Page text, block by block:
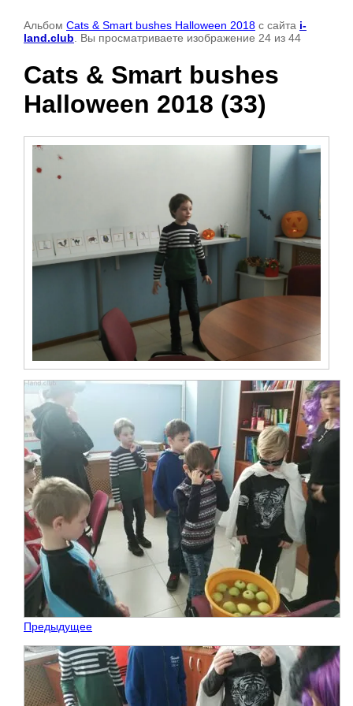
Альбом Cats & Smart bushes Halloween 2018 с сайта i-
land.club . Вы просматриваете изображение 24 из 44
Cats & Smart bushes
Halloween 2018 (33)
Предыдущее